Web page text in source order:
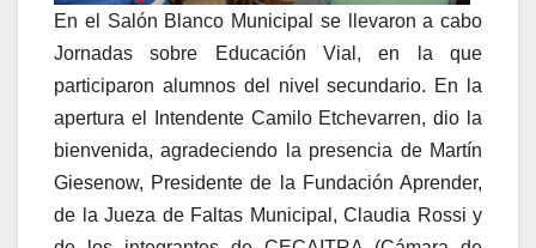
En el Salón Blanco Municipal se llevaron a cabo
Jornadas sobre Educación Vial, en la que
participaron alumnos del nivel secundario. En la
apertura el Intendente Camilo Etchevarren, dio la
bienvenida, agradeciendo la presencia de Martín
Giesenow, Presidente de la Fundación Aprender,
de la Jueza de Faltas Municipal, Claudia Rossi y